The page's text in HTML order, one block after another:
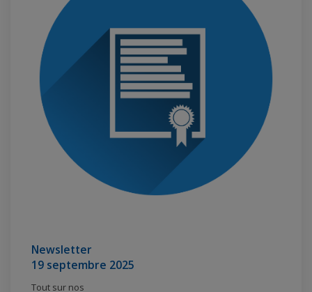
Newsletter
19 septembre 2025
Tout sur nos